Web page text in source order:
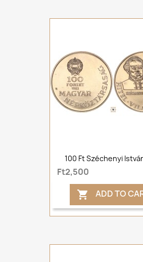
100 Ft Széchenyi
Ft2,500
 ADD TO